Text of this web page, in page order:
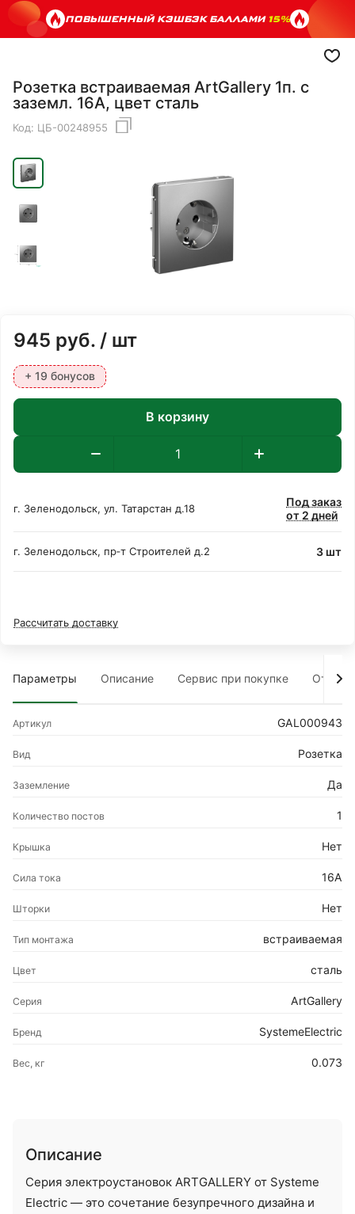
ПОВЫШЕННЫЙ КЭШБЭК БАЛЛАМИ15%
Розетка встраиваемая ArtGallery 1п. с
заземл. 16А, цвет сталь
Код: ЦБ-00248955
945 руб. / шт
+ 19 бонусов
В корзину
г. Зеленодольск, ул. Татарстан д.18
Под заказ
от 2 дней
г. Зеленодольск, пр‑т Строителей д.2 3 шт
Рассчитать доставку
Параметры Описание Сервис при покупке Отзывы
Артикул GAL000943
Вид Розетка
Заземление Да
Количество постов 1
Крышка Нет
Сила тока 16А
Шторки Нет
Тип монтажа встраиваемая
Цвет сталь
Серия ArtGallery
Бренд SystemeElectric
Вес, кг 0.073
Описание
Серия электроустановок ARTGALLERY от Systeme
Electric — это сочетание безупречного дизайна и